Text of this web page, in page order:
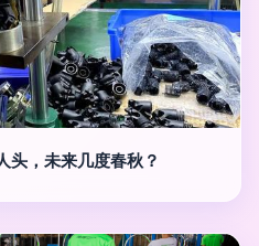
头，未来几度春秋？